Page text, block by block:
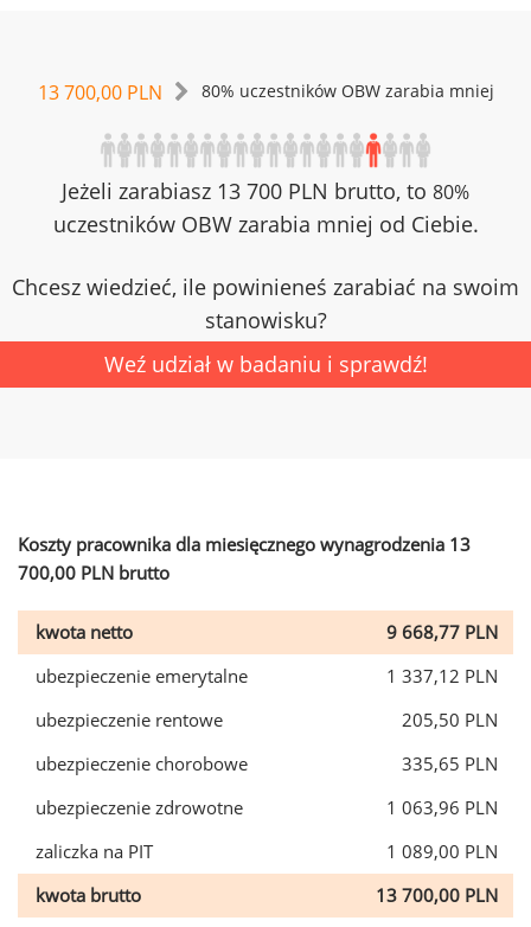
13 700,00 PLN 80% uczestników OBW zarabia mniej
Jeżeli zarabiasz 13 700 PLN brutto, to 80%
uczestników OBW zarabia mniej od Ciebie.
Chcesz wiedzieć, ile powinieneś zarabiać na swoim
stanowisku?
Weź udział w badaniu i sprawdź!
Koszty pracownika dla miesięcznego wynagrodzenia 13
700,00 PLN brutto
kwota netto
9 668,77 PLN
ubezpieczenie emerytalne
1 337,12 PLN
ubezpieczenie rentowe
205,50 PLN
ubezpieczenie chorobowe
335,65 PLN
ubezpieczenie zdrowotne
1 063,96 PLN
zaliczka na PIT
1 089,00 PLN
kwota brutto
13 700,00 PLN